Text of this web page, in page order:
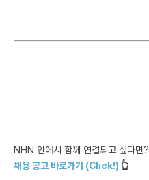
NHN 안에서 함께 연결되고 싶다면?
채용 공고 바로가기 (Click!) 👆